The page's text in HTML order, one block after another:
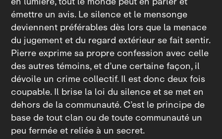
émettre un avis. Le silence et le mensonge
deviennent préférables dès lors que la menace
du jugement et du regard extérieur se fait sentir.
Pierre exprime sa propre confession avec celle
des autres témoins, et d’une certaine façon, il
dévoile un crime collectif. Il est donc deux fois
coupable. Il brise la loi du silence et se met en
dehors de la communauté. C’est le principe de
base de tout clan ou de toute communauté un
peu fermée et reliée à un secret.